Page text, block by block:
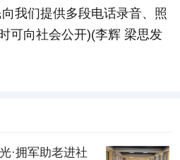
我们提供多段电话录音、照
可向社会公开)(李辉 梁思发
·拥军助老进社